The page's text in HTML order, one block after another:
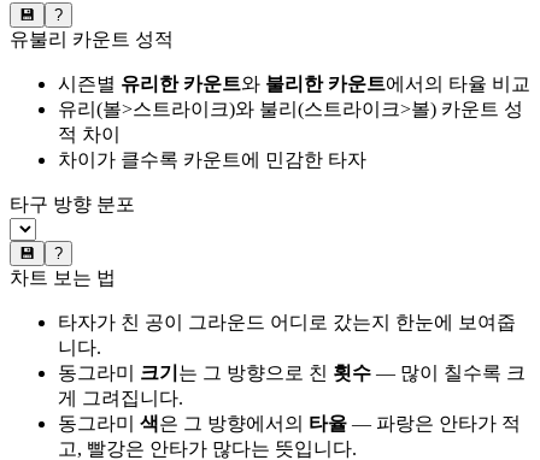
💾 ?
유불리 카운트 성적
시즌별 유리한 카운트와 불리한 카운트에서의 타율 비교
유리(볼>스트라이크)와 불리(스트라이크>볼) 카운트 성
적 차이
차이가 클수록 카운트에 민감한 타자
타구 방향 분포
💾 ?
차트 보는 법
타자가 친 공이 그라운드 어디로 갔는지 한눈에 보여줍
니다.
동그라미 크기 는 그 방향으로 친 횟수 — 많이 칠수록 크
게 그려집니다.
동그라미 색은 그 방향에서의 타율 — 파랑은 안타가 적
고, 빨강은 안타가 많다는 뜻입니다.